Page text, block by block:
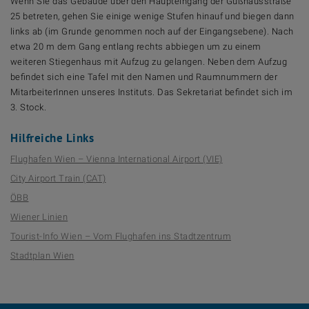
25 betreten, gehen Sie einige wenige Stufen hinauf und biegen dann
links ab (im Grunde genommen noch auf der Eingangsebene). Nach
etwa 20 m dem Gang entlang rechts abbiegen um zu einem
weiteren Stiegenhaus mit Aufzug zu gelangen. Neben dem Aufzug
befindet sich eine Tafel mit den Namen und Raumnummern der
MitarbeiterInnen unseres Instituts. Das Sekretariat befindet sich im
3. Stock.
Hilfreiche Links
Flughafen Wien – Vienna International Airport (VIE)
City Airport Train (CAT)
ÖBB
Wiener Linien
Tourist-Info Wien – Vom Flughafen ins Stadtzentrum
Stadtplan Wien